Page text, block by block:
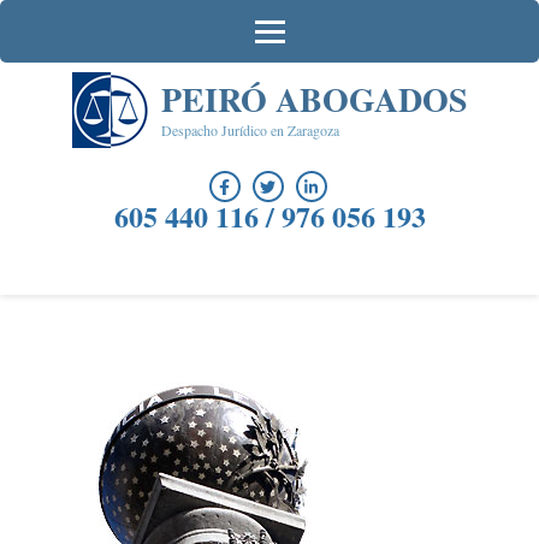
Saltar
contenido
PEIRÓ ABOGADOS
Despacho Jurídico en Zaragoza
605 440 116 / 976 056 193